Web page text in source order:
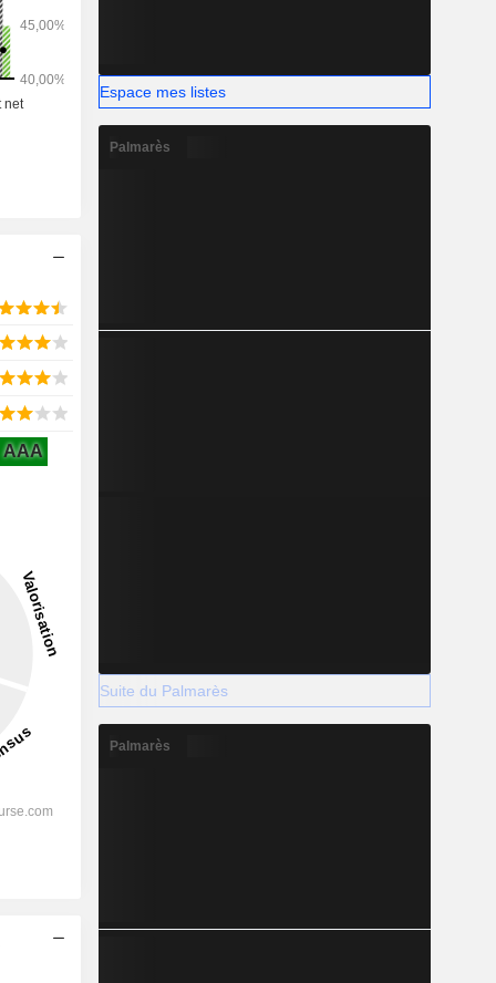
AAA
Espace mes listes
Palmarès
Suite du Palmarès
Palmarès